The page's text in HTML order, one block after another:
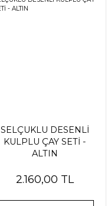
SELÇUKLU DESENLİ
KULPLU ÇAY SETİ -
ALTIN
2.160,00 TL